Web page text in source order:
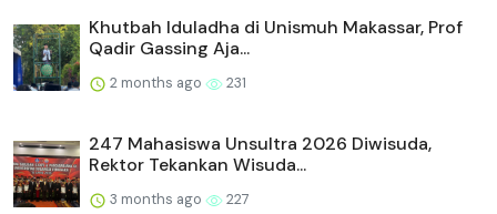
Khutbah Iduladha di Unismuh Makassar, Prof
Qadir Gassing Aja...
2 months ago 231
247 Mahasiswa Unsultra 2026 Diwisuda,
Rektor Tekankan Wisuda...
3 months ago 227